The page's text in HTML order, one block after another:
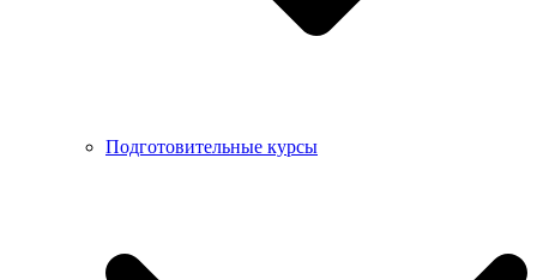
Подготовительные курсы